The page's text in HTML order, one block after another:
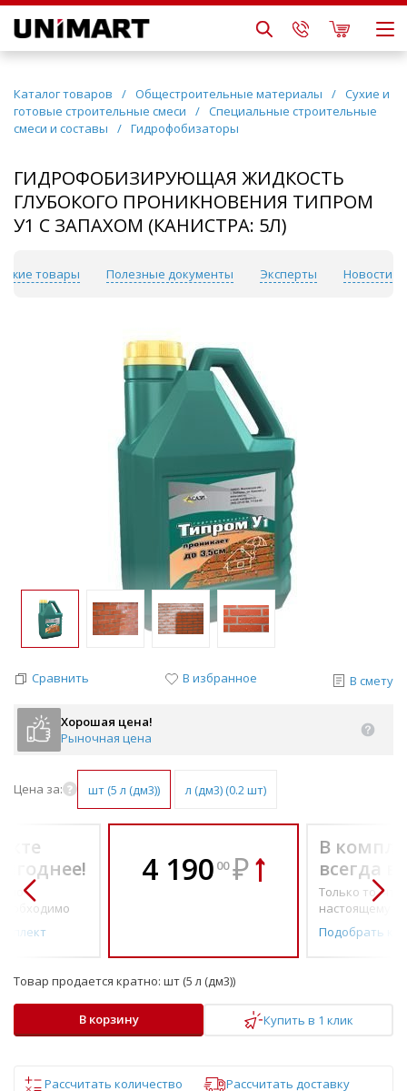
Каталог товаров / Общестроительные материалы / Сухие и
готовые строительные смеси
/ Специальные строительные
смеси и составы
/ Гидрофобизаторы
ГИДРОФОБИЗИРУЮЩАЯ ЖИДКОСТЬ
ГЛУБОКОГО ПРОНИКНОВЕНИЯ ТИПРОМ
У1 С ЗАПАХОМ (КАНИСТРА: 5Л)
товары Полезные документы Эксперты Новости
Сравнить В избранное В смету
Хорошая цена!
Рыночная цена
Цена за: шт (5 л (дм3)) л (дм3) (0.2 шт)
по-
4 190 00 ₽
В
всегда
Только то, что
настоящему
Подобрать
Товар продается кратно: шт (5 л (дм3))
В корзину Купить в 1 клик
Рассчитать количество
Рассчитать доставку